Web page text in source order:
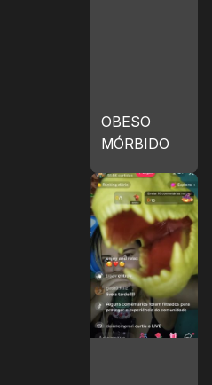
OBESO
MÓRBIDO